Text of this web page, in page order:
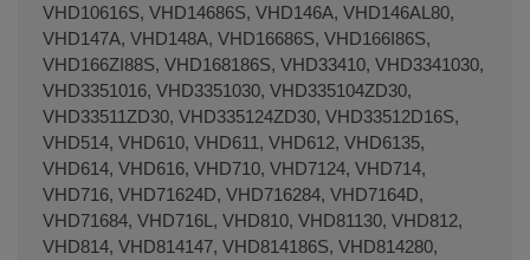
VHD10616S, VHD14686S, VHD146A, VHD146AL80,
VHD147A, VHD148A, VHD16686S, VHD166I86S,
VHD166ZI88S, VHD168186S, VHD33410, VHD3341030,
VHD3351016, VHD3351030, VHD335104ZD30,
VHD33511ZD30, VHD335124ZD30, VHD33512D16S,
VHD514, VHD610, VHD611, VHD612, VHD6135,
VHD614, VHD616, VHD710, VHD7124, VHD714,
VHD716, VHD71624D, VHD716284, VHD7164D,
VHD71684, VHD716L, VHD810, VHD81130, VHD812,
VHD814, VHD814147, VHD814186S, VHD814280,